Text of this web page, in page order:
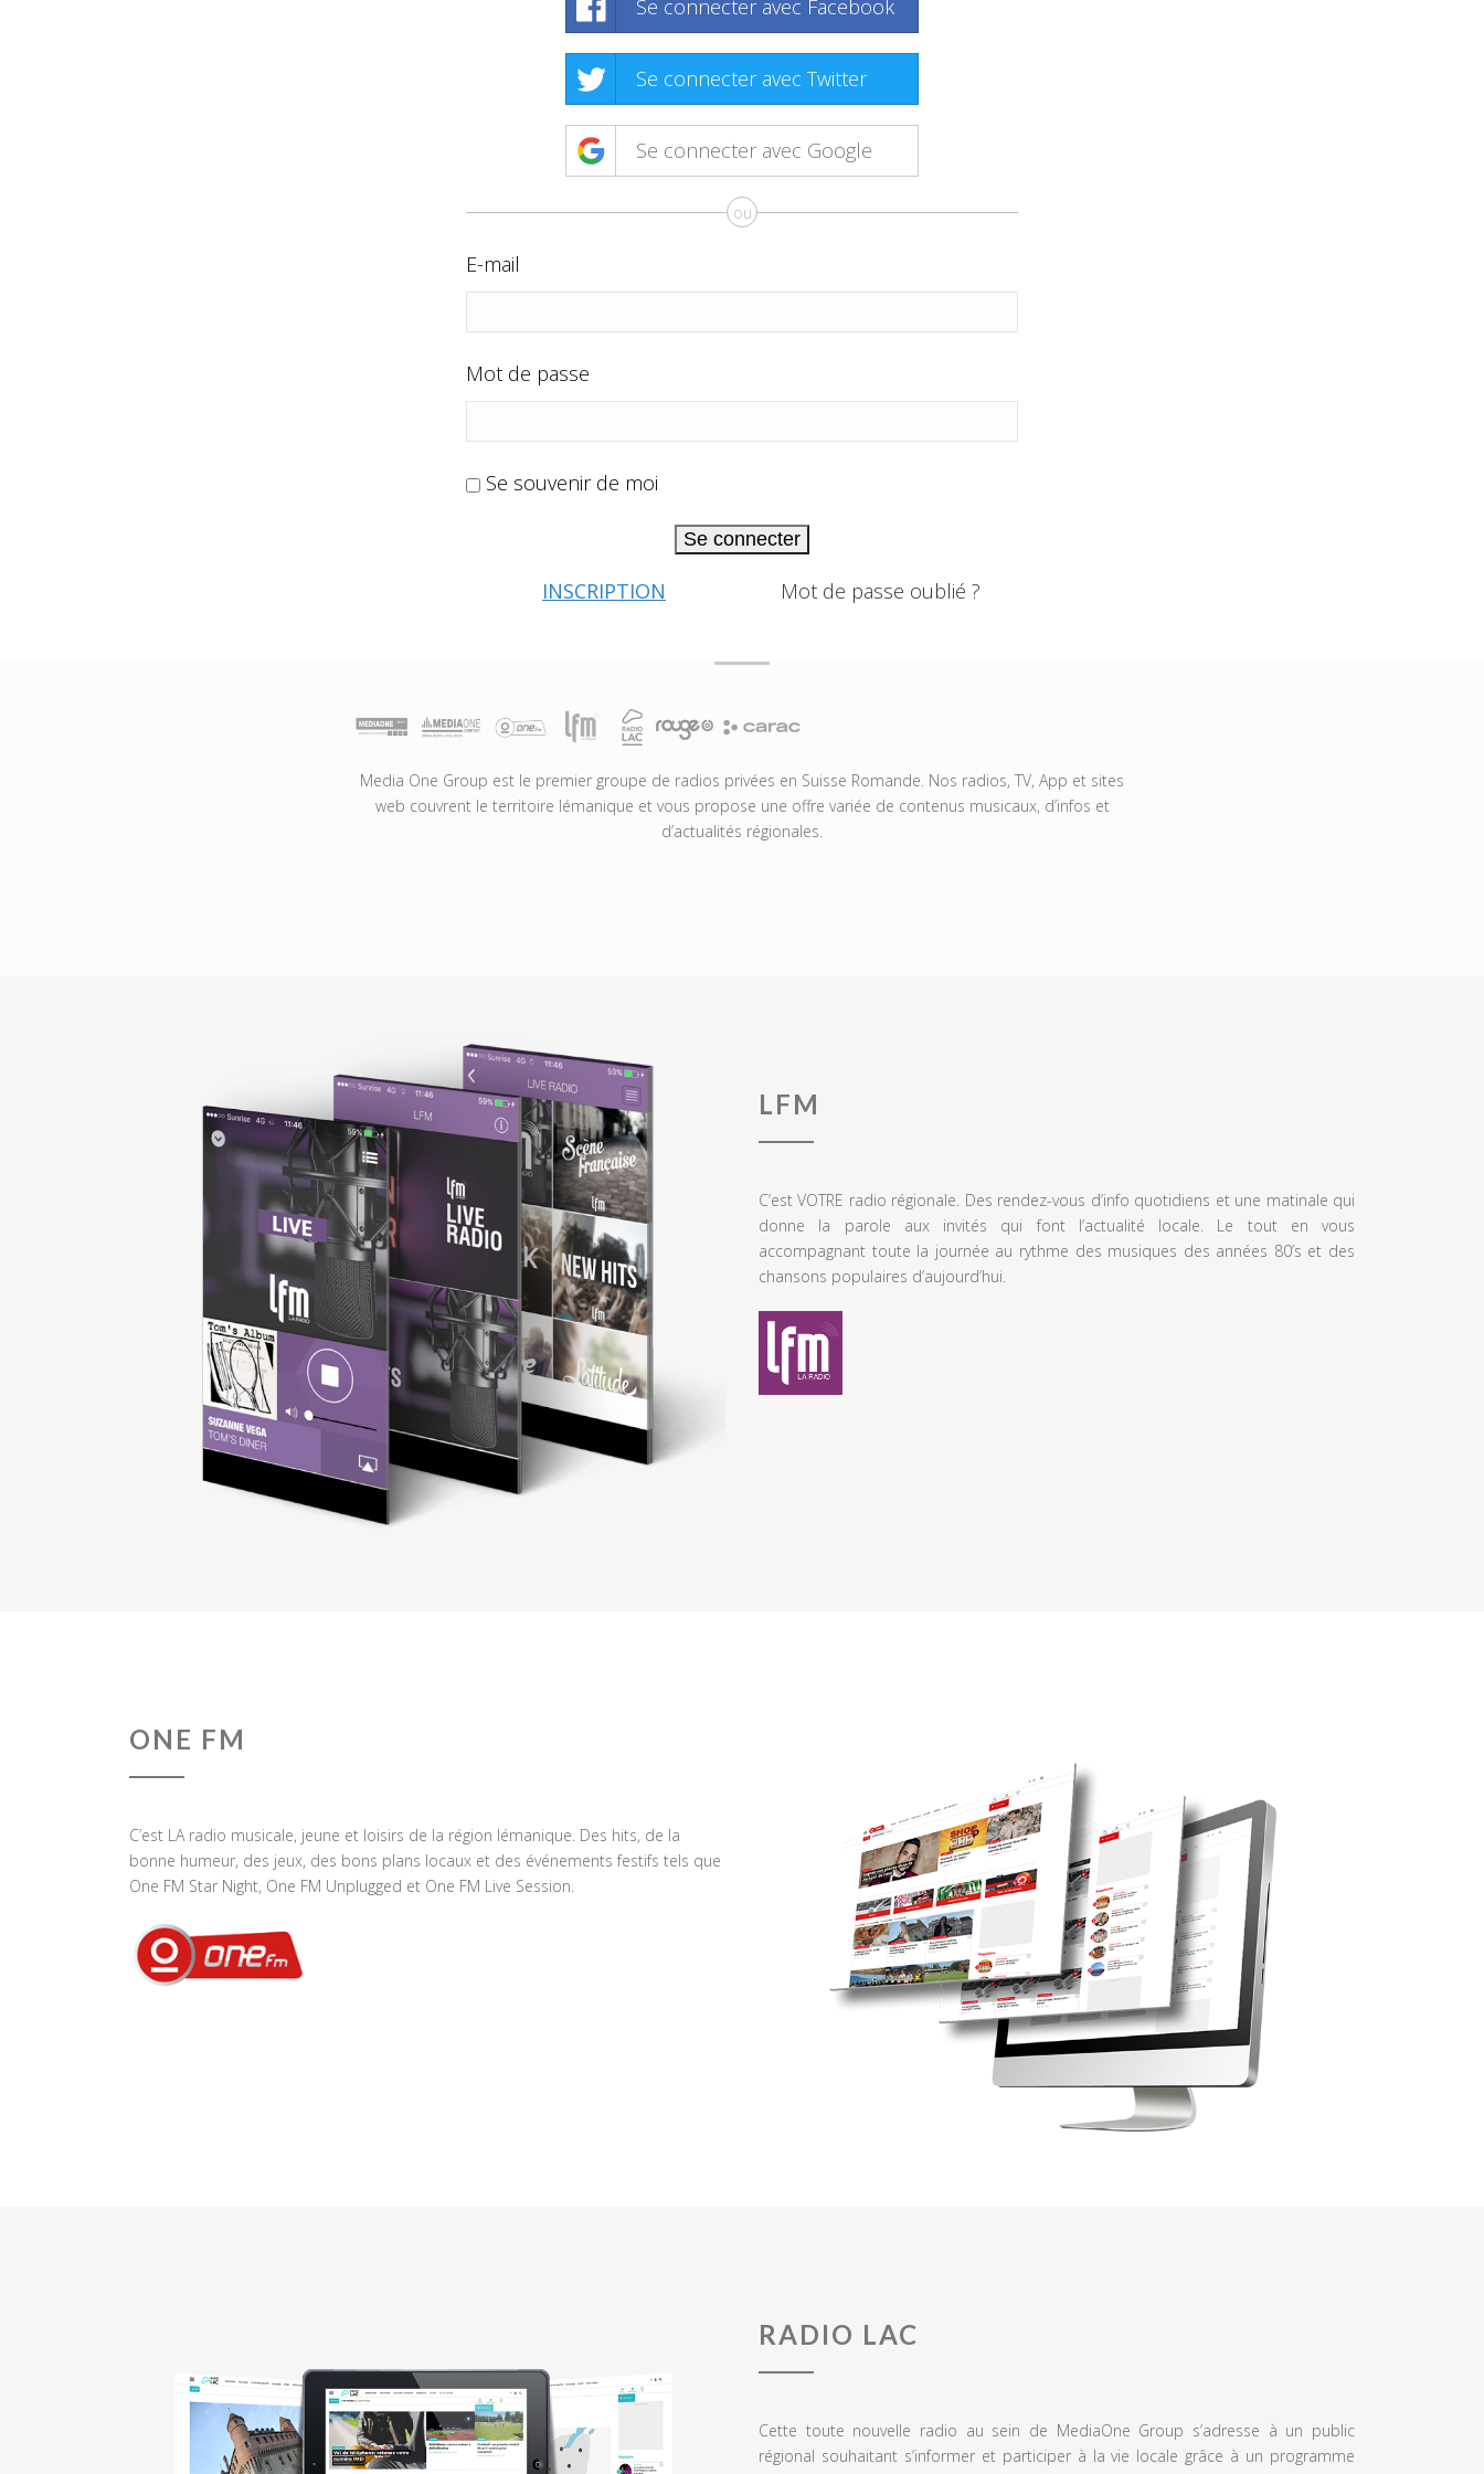
Se connecter avec Facebook
Se connecter avec Twitter
Se connecter avec Google
ou
E-mail
Mot de passe
Se souvenir de moi
Se connecter
INSCRIPTION Mot de passe oublié ?
Media One Group est le premier groupe de radios privées en Suisse Romande. Nos radios, TV, App et sites
web couvrent le territoire lémanique et vous propose une offre variée de contenus musicaux, d’infos et
d’actualités régionales.
LFM
C’est VOTRE radio régionale. Des rendez-vous d’info quotidiens et une matinale qui
donne la parole aux invités qui font l’actualité locale. Le tout en vous
accompagnant toute la journée au rythme des musiques des années 80’s et des
chansons populaires d’aujourd’hui.
ONE FM
C’est LA radio musicale, jeune et loisirs de la région lémanique. Des hits, de la
bonne humeur, des jeux, des bons plans locaux et des événements festifs tels que
One FM Star Night, One FM Unplugged et One FM Live Session.
RADIO LAC
Cette toute nouvelle radio au sein de MediaOne Group s’adresse à un public
régional souhaitant s’informer et participer à la vie locale grâce à un programme